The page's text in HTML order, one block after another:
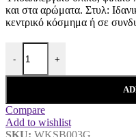
και στα αρώματα. ​Στυλ:
κεντρικό κόσμημα ή σε
-
Meet me at the sunset,
+
Compare
Add to wishlist
SKU: WKSB003G